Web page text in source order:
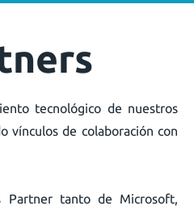
tecnológico de nuestros
vínculos de colaboración con
Partner tanto de Microsoft,